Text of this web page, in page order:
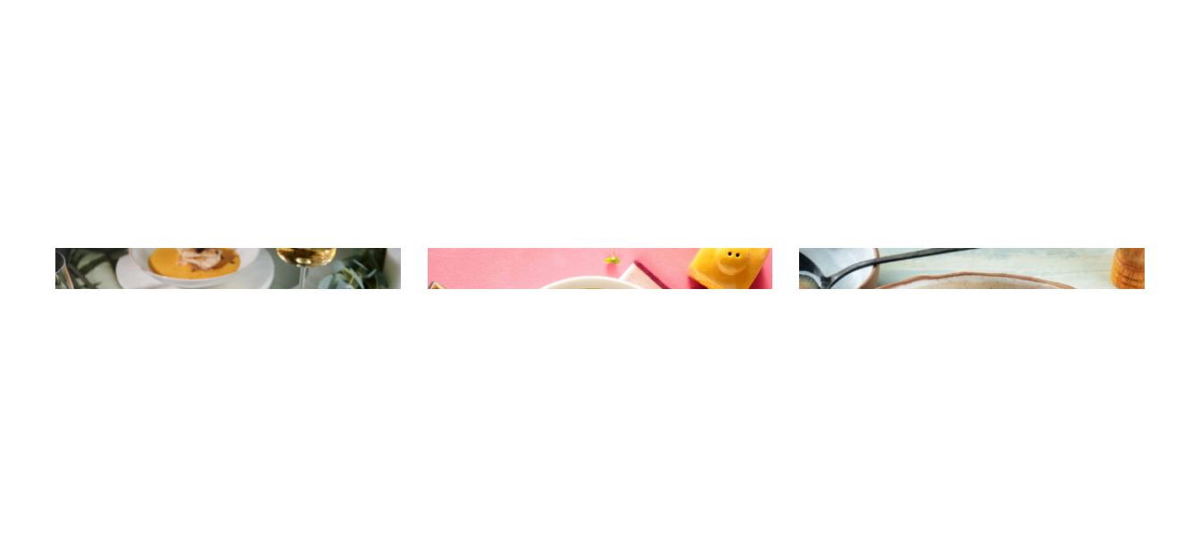
Γλώσσα με βελουτέ λαχανικών
ΛΑΧΑΝΙΚΑ
Σούπα φάβας με λαχανικά Ζεστή σούπα με κοτόπουλο
ΣΟΥΠΕΣ